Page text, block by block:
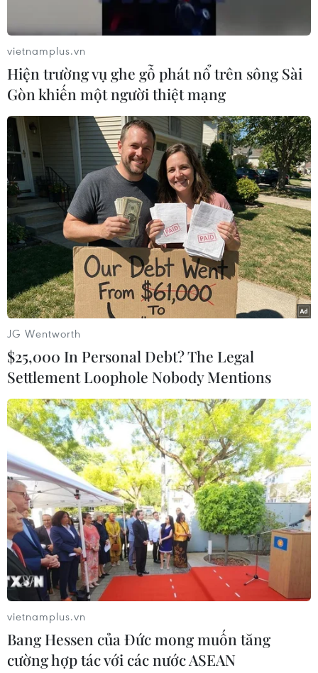
Phần đường dưới thấp kéo dài từ Vĩnh Tuy-Chợ Mơ-Ngã Tư
Vọng dài 3,1km được mở rộng với mặt cắt 53,5-63,5m, quy mô
8 làn xe. (Ảnh: Tuấn Anh/TTXVN)
Tuyến đường bộ trên cao dọc đường Vành đai 2, đoạn từ cầu
vietnamplus.vn
Hiện trường vụ ghe gỗ phát nổ trên sông Sài
Gòn khiến một người thiệt mạng
JG Wentworth
$25,000 In Personal Debt? The Legal
Settlement Loophole Nobody Mentions
vietnamplus.vn
Bang Hessen của Đức mong muốn tăng
cường hợp tác với các nước ASEAN